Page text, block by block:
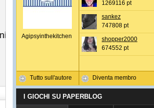
Agipsyinthekitchen
Tutto sull'autore
1269116 pt
sankez
747808 pt
shopper2000
674552 pt
Diventa membro
I GIOCHI SU PAPERBLOG